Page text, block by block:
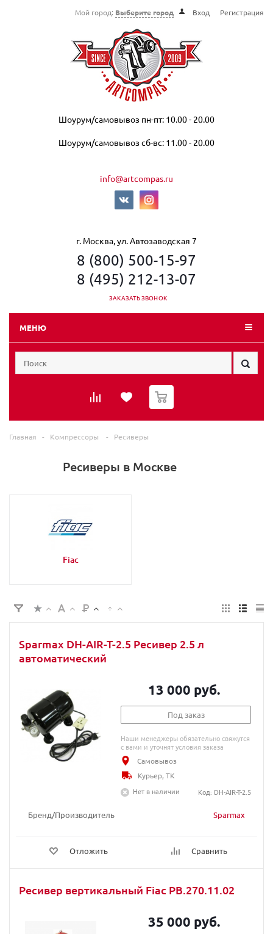
Мой город: Выберите город Вход Регистрация
Шоурум/самовывоз пн-пт: 10.00 - 20.00
Шоурум/самовывоз сб-вс: 11.00 - 20.00
info@artcompas.ru
г. Москва, ул. Автозаводская 7
8 (800) 500-15-97
8 (495) 212-13-07
ЗАКАЗАТЬ ЗВОНОК
МЕНЮ
0
Главная - Компрессоры - Ресиверы
Ресиверы в Москве
Fiac
Sparmax DH-AIR-T-2.5 Ресивер 2.5 л
автоматический
Бренд/Производитель Sparmax
Отложить Сравнить
13 000 руб.
Под заказ
Наши менеджеры обязательно свяжутся
с вами и уточнят условия заказа
Самовывоз
Курьер, ТК
Нет в наличии
Код: DH-AIR-T-2.5
Ресивер вертикальный Fiac РВ.270.11.02
35 000 руб.